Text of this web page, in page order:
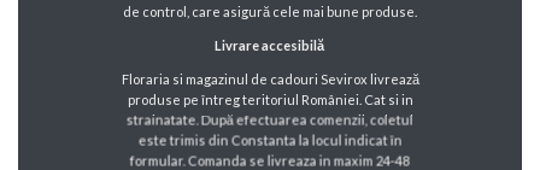
de control, care asigură cele mai bune produse.
Livrare accesibilă
Floraria si magazinul de cadouri Sevirox livrează
produse pe întreg teritoriul României. Cat si in
strainatate. După efectuarea comenzii, coletul
este trimis din Constanta la locul indicat în
formular. Comanda se livreaza in maxim 24-48